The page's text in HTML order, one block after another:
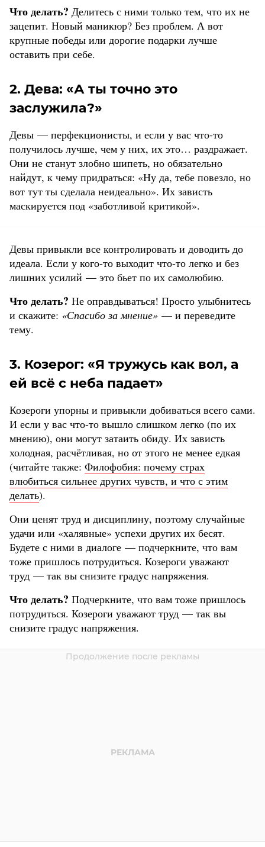
Что делать? Делитесь с ними только тем, что их не
зацепит. Новый маникюр? Без проблем. А вот
крупные победы или дорогие подарки лучше
оставить при себе.
2. Дева: «А ты точно это
заслужила?»
Девы — перфекционисты, и если у вас что-то
получилось лучше, чем у них, их это… раздражает.
Они не станут злобно шипеть, но обязательно
найдут, к чему придраться: «Ну да, тебе повезло, но
вот тут ты сделала неидеально». Их зависть
маскируется под «заботливой критикой».
Девы привыкли все контролировать и доводить до
идеала. Если у кого-то выходит что-то легко и без
лишних усилий — это бьет по их самолюбию.
Что делать? Не оправдываться! Просто улыбнитесь
и скажите: «Спасибо за мнение» — и переведите
тему.
3. Козерог: «Я тружусь как вол, а
ей всё с неба падает»
Козероги упорны и привыкли добиваться всего сами.
И если у вас что-то вышло слишком легко (по их
мнению), они могут затаить обиду. Их зависть
холодная, расчётливая, но от этого не менее едкая
(читайте также: Филофобия: почему страх
влюбиться сильнее других чувств, и что с этим
делать).
Они ценят труд и дисциплину, поэтому случайные
удачи или «халявные» успехи других их бесят.
Будете с ними в диалоге — подчеркните, что вам
тоже пришлось потрудиться. Козероги уважают
труд — так вы снизите градус напряжения.
Что делать? Подчеркните, что вам тоже пришлось
потрудиться. Козероги уважают труд — так вы
снизите градус напряжения.